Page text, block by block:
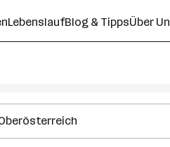
LebenslaufBlog & TippsÜber